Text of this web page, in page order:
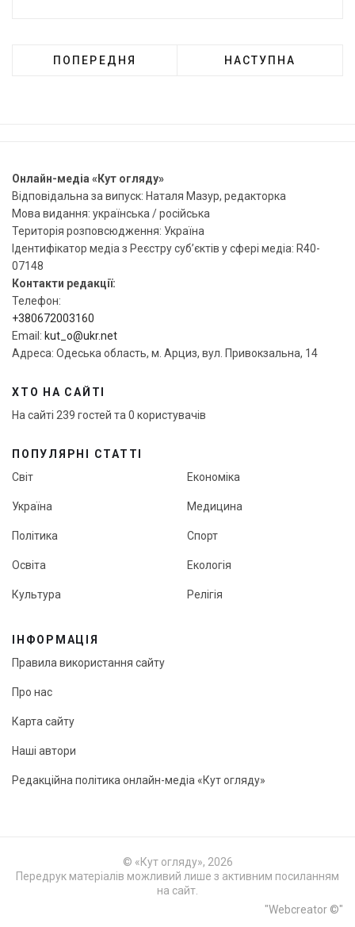
ПОПЕРЕДНЯ НАСТУПНА
Онлайн-медіа «Кут огляду»
Відповідальна за випуск: Наталя Мазур, редакторка
Мова видання: українська / російська
Територія розповсюдження: Україна
Ідентифікатор медіа з Реєстру суб’єктів у сфері медіа: R40-
07148
Контакти редакції:
Телефон:
+380672003160
Email: kut_o@ukr.net
Адреса: Одеська область, м. Арциз, вул. Привокзальна, 14
ХТО НА САЙТІ
На сайті 239 гостей та 0 користувачів
ПОПУЛЯРНІ СТАТТІ
Світ
Україна
Політика
Освіта
Культура
Економіка
Медицина
Спорт
Екологія
Релігія
ІНФОРМАЦІЯ
Правила використання сайту
Про нас
Карта сайту
Наші автори
Редакційна політика онлайн-медіа «Кут огляду»
© «Кут огляду», 2026
Передрук матеріалів можливий лише з активним посиланням
на сайт.
"Webcreator ©"